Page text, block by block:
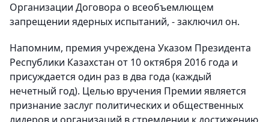
Организации Договора о всеобъемлющем
запрещении ядерных испытаний, - заключил он.
Напомним, премия учреждена Указом Президента
Республики Казахстан от 10 октября 2016 года и
присуждается один раз в два года (каждый
нечетный год). Целью вручения Премии является
признание заслуг политических и общественных